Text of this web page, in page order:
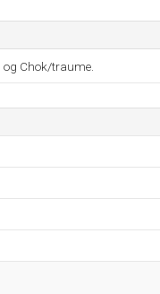
og Chok/traume.